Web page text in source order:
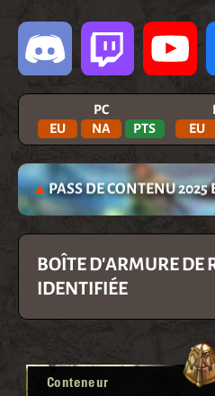
PC
EU
NA PTS
EU
PASS DE CONTENU 2025
BOÎTE D'ARMURE DE
IDENTIFIÉE
Conteneur